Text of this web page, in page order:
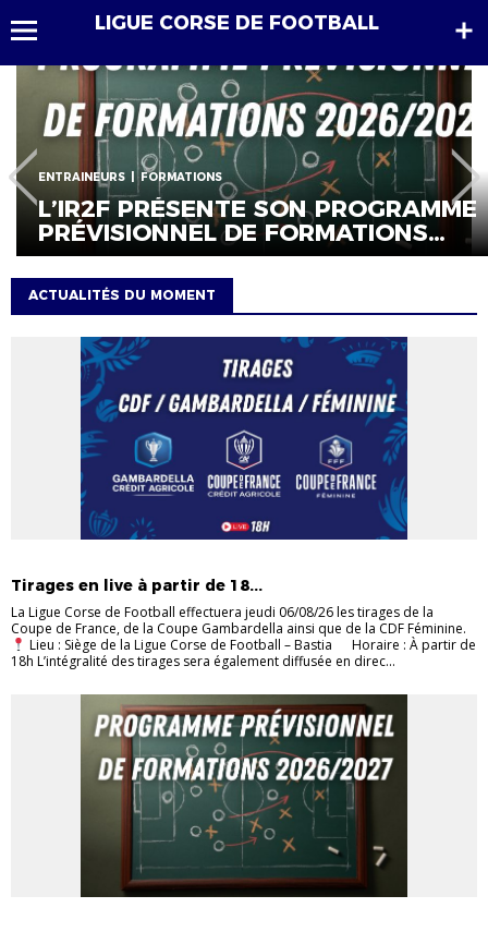
LIGUE CORSE DE FOOTBALL
ENTRAINEURS FORMATIONS
L’IR2F PRÉSENTE SON PROGRAMME
PRÉVISIONNEL DE FORMATIONS
2026/2027
ACTUALITÉS DU MOMENT
Tirages en live à partir de 18...
La Ligue Corse de Football effectuera jeudi 06/08/26 les tirages de la
Coupe de France, de la Coupe Gambardella ainsi que de la CDF Féminine.
Lieu : Siège de la Ligue Corse de Football – Bastia Horaire : À partir de
18h L’intégralité des tirages sera également diffusée en direc...